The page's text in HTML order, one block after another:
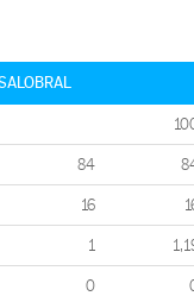
84
16
1
0